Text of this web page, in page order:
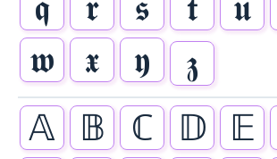
𝖖
𝖗 𝖘 𝖙 𝖚
𝖜
𝖝 𝖞
𝖟
𝔸
𝔹 ℂ 𝔻 𝔼